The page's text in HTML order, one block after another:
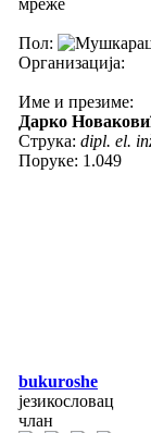
Пол:
Организација:
Име и презиме:
Дарко
Струка: dipl. el.
Поруке: 1.049
bukuroshe
језикословац
члан